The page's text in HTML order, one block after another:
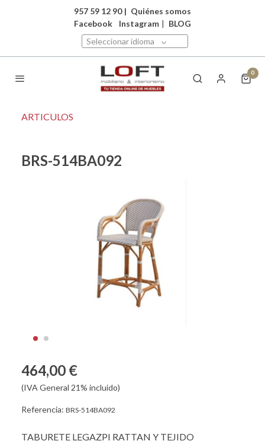
957 59 12 90 | Quiénes somos
Facebook
Instagram | BLOG
Seleccionar idioma
0
ARTICULOS
BRS-514BA092
464,00 €
(IVA General 21% incluido)
Referencia: BRS-514BA092
TABURETE LEGAZPI RATTAN Y TEJIDO